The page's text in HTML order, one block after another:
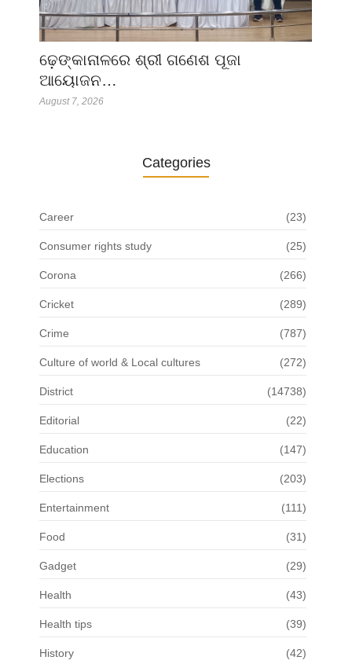
ଢ଼େଙ୍କାନାଳରେ ଶ୍ରୀ ଗଣେଶ ପୂଜା
ଆୟୋଜନ…
August 7, 2026
Categories
Career (23)
Consumer rights study (25)
Corona (266)
Cricket (289)
Crime (787)
Culture of world & Local cultures (272)
District (14738)
Editorial (22)
Education (147)
Elections (203)
Entertainment (111)
Food (31)
Gadget (29)
Health (43)
Health tips (39)
History (42)